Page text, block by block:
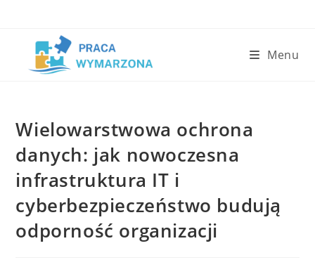
Menu
Wielowarstwowa ochrona
danych: jak nowoczesna
infrastruktura IT i
cyberbezpieczeństwo budują
odporność organizacji